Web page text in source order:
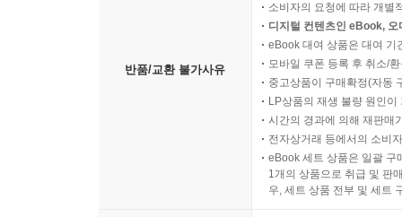
반품/교환 불가사유
소비자의 요청에 따라 개별
디지털 컨텐츠인 eBook,
eBook 대여 상품은 대여 기
모바일 쿠폰 등록 후 취소/
중고상품이 구매확정(자동
LP상품의 재생 불량 원인
시간의 경과에 의해 재판매
전자상거래 등에서의 소비
eBook 세트 상품은 일괄 구
1개의 상품으로 취급 및 판
우, 세트 상품 전부 및 세트